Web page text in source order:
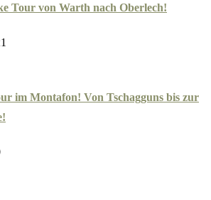
Tour von Warth nach Oberlech!
im Montafon! Von Tschagguns bis zur